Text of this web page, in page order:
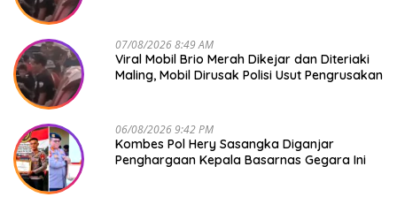
07/08/2026 8:49 AM
Viral Mobil Brio Merah Dikejar dan Diteriaki
Maling, Mobil Dirusak Polisi Usut Pengrusakan
06/08/2026 9:42 PM
Kombes Pol Hery Sasangka Diganjar
Penghargaan Kepala Basarnas Gegara Ini